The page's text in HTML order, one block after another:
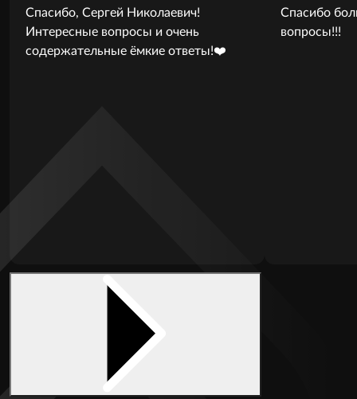
Спасибо, Сергей Николаевич!
Интересные вопросы и очень
содержательные ёмкие ответы!❤️
Спасибо
вопросы!!!